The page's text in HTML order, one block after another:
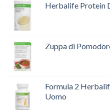
Herbalife Protein
Zuppa di
Formula 2
Uomo